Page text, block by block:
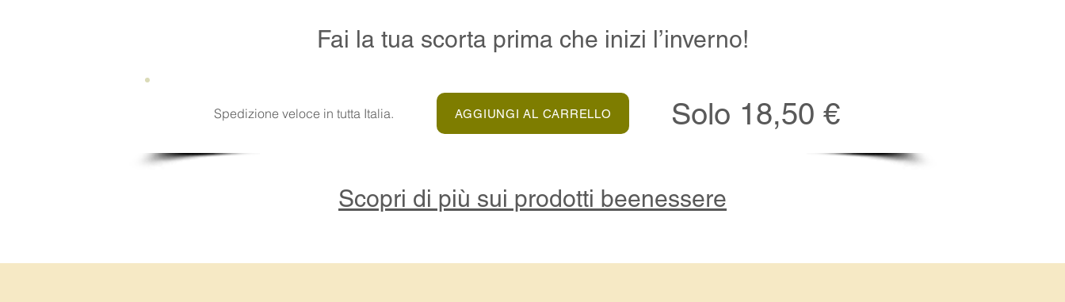
Fai la tua scorta prima che inizi l’inverno!
Spedizione veloce in tutta Italia. AGGIUNGI AL CARRELLO Solo 18,50 €
Scopri di più sui prodotti beenessere